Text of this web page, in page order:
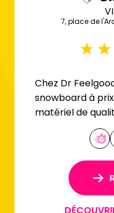
7, place de
Chez Dr
snowboard à
matériel de